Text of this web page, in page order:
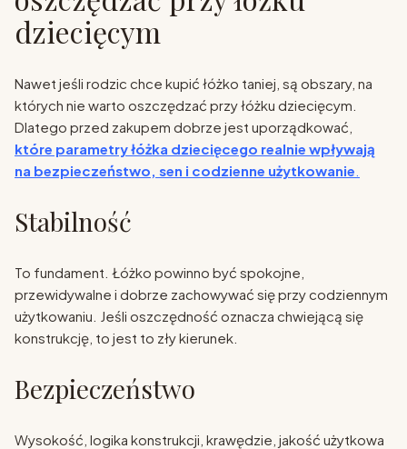
dziecięcym
Nawet jeśli rodzic chce kupić łóżko taniej, są obszary, na
których nie warto oszczędzać przy łóżku dziecięcym.
Dlatego przed zakupem dobrze jest uporządkować,
które parametry łóżka dziecięcego realnie wpływają
na bezpieczeństwo, sen i codzienne użytkowanie
Stabilność
To fundament. Łóżko powinno być spokojne,
przewidywalne i dobrze zachowywać się przy codziennym
użytkowaniu. Jeśli oszczędność oznacza chwiejącą się
konstrukcję, to jest to zły kierunek.
Bezpieczeństwo
Wysokość, logika konstrukcji, krawędzie, jakość użytkowa